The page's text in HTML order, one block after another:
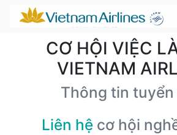
CƠ HỘI VIỆC
VIETNAM
Thông tin
Liên hệ cơ hội